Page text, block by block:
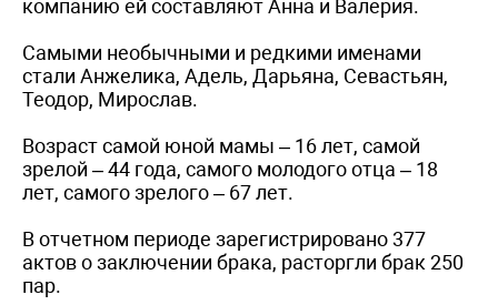
компанию ей составляют Анна и Валерия.
Самыми необычными и редкими именами
стали Анжелика, Адель, Дарьяна, Севастьян,
Теодор, Мирослав.
Возраст самой юной мамы – 16 лет, самой
зрелой – 44 года, самого молодого отца – 18
лет, самого зрелого – 67 лет.
В отчетном периоде зарегистрировано 377
актов о заключении брака, расторгли брак 250
пар.